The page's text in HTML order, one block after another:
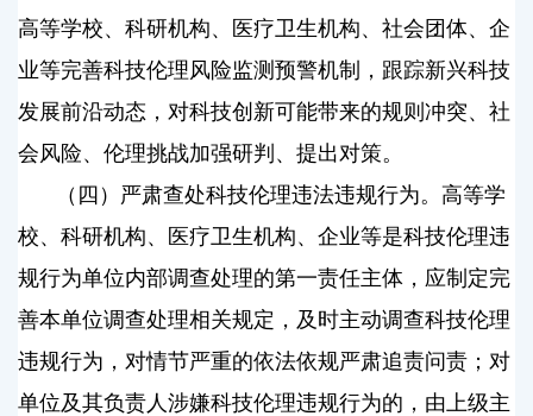
高等学校、科研机构、医疗卫生机构、社会团体、企
业等完善科技伦理风险监测预警机制，跟踪新兴科技
发展前沿动态，对科技创新可能带来的规则冲突、社
会风险、伦理挑战加强研判、提出对策。
（四）严肃查处科技伦理违法违规行为。高等学
校、科研机构、医疗卫生机构、企业等是科技伦理违
规行为单位内部调查处理的第一责任主体，应制定完
善本单位调查处理相关规定，及时主动调查科技伦理
违规行为，对情节严重的依法依规严肃追责问责；对
单位及其负责人涉嫌科技伦理违规行为的，由上级主